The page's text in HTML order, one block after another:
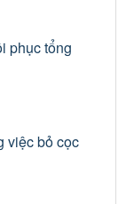
phục tổng
việc bỏ cọc